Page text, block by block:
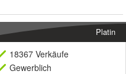
Platin
18367 Verkäufe
Gewerblich